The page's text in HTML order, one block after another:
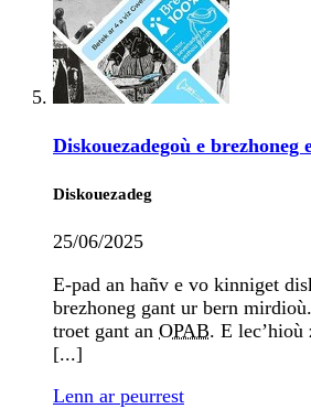
Diskouezadegoù e brezhoneg
Diskouezadeg
25/06/2025
E-pad an hañv e vo kinniget
brezhoneg gant ur bern
troet gant an OPAB. E lec’hioù
[...]
Lenn ar peurrest